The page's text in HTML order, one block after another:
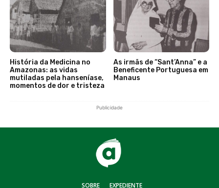
História da Medicina no
Amazonas: as vidas
mutiladas pela hanseníase,
momentos de dor e tristeza
As irmãs de “Sant’Anna” e a
Beneficente Portuguesa em
Manaus
Publicidade
SOBRE EXPEDIENTE